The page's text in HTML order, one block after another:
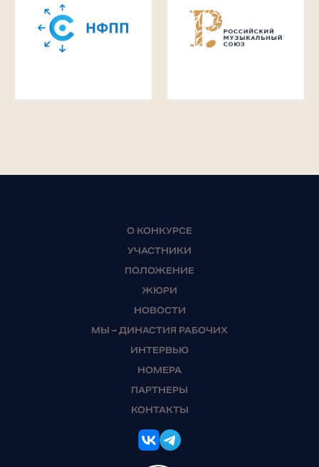
О КОНКУРСЕ
УЧАСТНИКИ
ПОЛОЖЕНИЕ
ЖЮРИ
НОВОСТИ
МЫ – ДИНАСТИЯ РАБОЧИХ
ИНТЕРВЬЮ
НОМЕРА
ПАРТНЕРЫ
КОНТАКТЫ